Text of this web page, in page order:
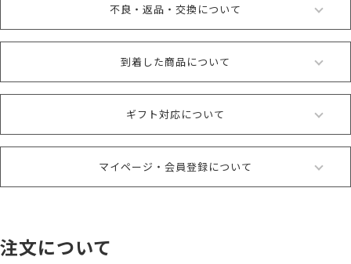
不良・返品・交換について
到着した商品について
ギフト対応について
マイページ・会員登録について
注文について